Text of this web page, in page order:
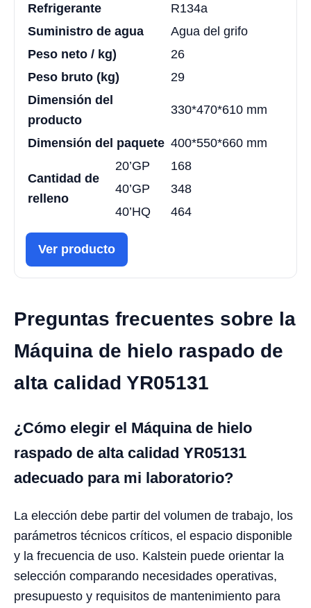
Refrigerante
R134a
Suministro de agua
Agua del grifo
Peso neto / kg)
26
Peso bruto (kg)
29
Dimensión del
producto
330*470*610 mm
Dimensión del paquete 400*550*660 mm
Cantidad de
relleno
20’GP
168
40’GP
348
40’HQ
464
Ver producto
Preguntas frecuentes sobre la
Máquina de hielo raspado de
alta calidad YR05131
¿Cómo elegir el Máquina de hielo
raspado de alta calidad YR05131
adecuado para mi laboratorio?
La elección debe partir del volumen de trabajo, los
parámetros técnicos críticos, el espacio disponible
y la frecuencia de uso. Kalstein puede orientar la
selección comparando necesidades operativas,
presupuesto y requisitos de mantenimiento para